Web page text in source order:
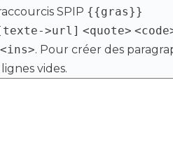
SPIP {{gras}}
>url] <quote>
<ins>. Pour créer des
vides.